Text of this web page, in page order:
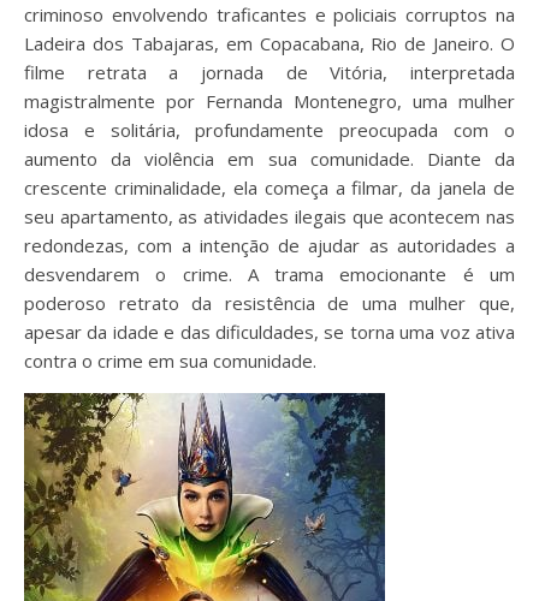
criminoso envolvendo traficantes e policiais corruptos na
Ladeira dos Tabajaras, em Copacabana, Rio de Janeiro. O
filme retrata a jornada de Vitória, interpretada
magistralmente por Fernanda Montenegro, uma mulher
idosa e solitária, profundamente preocupada com o
aumento da violência em sua comunidade. Diante da
crescente criminalidade, ela começa a filmar, da janela de
seu apartamento, as atividades ilegais que acontecem nas
redondezas, com a intenção de ajudar as autoridades a
desvendarem o crime. A trama emocionante é um
poderoso retrato da resistência de uma mulher que,
apesar da idade e das dificuldades, se torna uma voz ativa
contra o crime em sua comunidade.